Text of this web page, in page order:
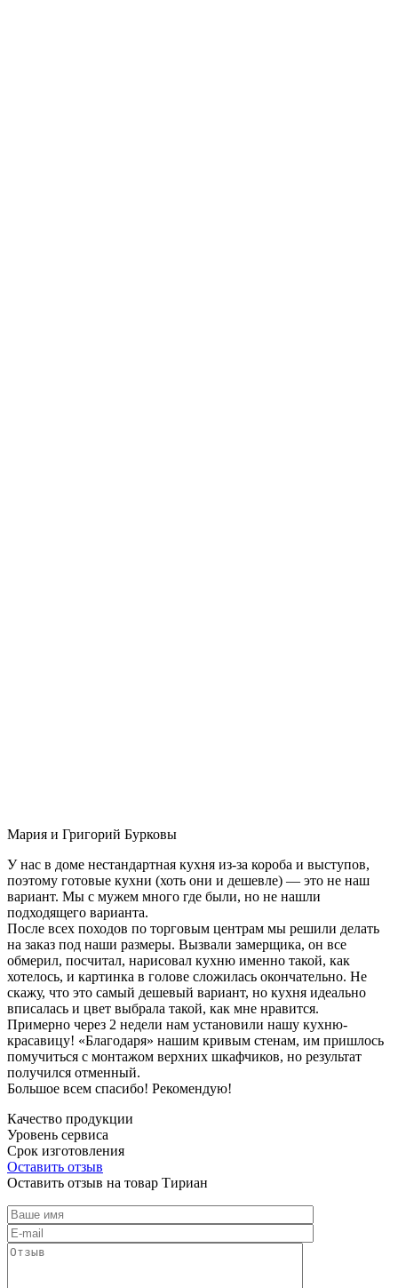
Мария и Григорий Бурковы
У нас в доме нестандартная кухня из-за короба и выступов,
поэтому готовые кухни (хоть они и дешевле) — это не наш
вариант. Мы с мужем много где были, но не нашли
подходящего варианта.
После всех походов по торговым центрам мы решили делать
на заказ под наши размеры. Вызвали замерщика, он все
обмерил, посчитал, нарисовал кухню именно такой, как
хотелось, и картинка в голове сложилась окончательно. Не
скажу, что это самый дешевый вариант, но кухня идеально
вписалась и цвет выбрала такой, как мне нравится.
Примерно через 2 недели нам установили нашу кухню-
красавицу! «Благодаря» нашим кривым стенам, им пришлось
помучиться с монтажом верхних шкафчиков, но результат
получился отменный.
Большое всем спасибо! Рекомендую!
Качество продукции
Уровень сервиса
Срок изготовления
Оставить отзыв
Оставить отзыв на товар Тириан